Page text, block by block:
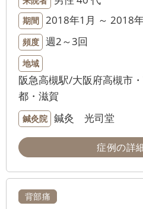
期間 2018年1月 ～ 2018
頻度 週2～3回
地域
阪急高槻駅/大阪府高槻市
都・滋賀
鍼灸院 鍼灸 光司堂
症例の詳
背部痛